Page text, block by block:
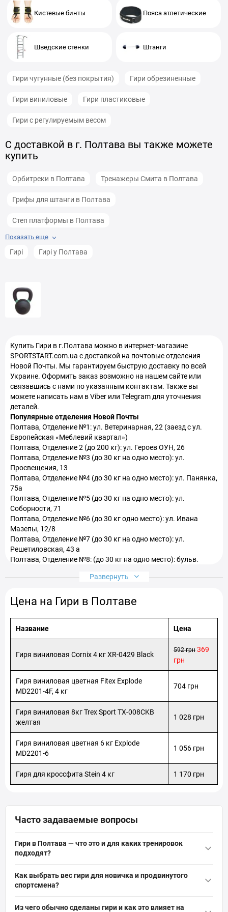
Кистевые бинты Пояса атлетические
Шведские стенки Штанги
Гири чугунные (без покрытия) Гири обрезиненные
Гири виниловые Гири пластиковые
Гири с регулируемым весом
С доставкой в г. Полтава вы также можете
купить
Орбитреки в Полтава Тренажеры Смита в Полтава
Грифы для штанги в Полтава
Степ платформы в Полтава
Мешки для кроссфита в Полтава
Баланс борды в Полтава
Гимнастические кольца в Полтава
Утяжелители для ног и рук в Полтава
Коврики для йоги в Полтава
Показать еще
Гирі Гирі у Полтава
Купить Гири в г.Полтава можно в интернет-магазине
SPORTSTART.com.ua с доставкой на почтовые отделения
Новой Почты. Мы гарантируем быструю доставку по всей
Украине. Оформить заказ возможно на нашем сайте или
связавшись с нами по указанным контактам. Также вы
можете написать нам в Viber или Telegram для уточнения
деталей.
Популярные отделения Новой Почты
Полтава, Отделение №1: ул. Ветеринарная, 22 (заезд с ул.
Европейская «Меблевий квартал»)
Полтава, Отделение 2 (до 200 кг): ул. Героев ОУН, 26
Полтава, Отделение №3 (до 30 кг на одно место): ул.
Просвещения, 13
Полтава, Отделение №4 (до 30 кг на одно место): ул. Панянка,
75а
Полтава, Отделение №5 (до 30 кг на одно место): ул.
Соборности, 71
Полтава, Отделение №6 (до 30 кг одно место): ул. Ивана
Мазепы, 12/8
Полтава, Отделение №7 (до 30 кг на одно место): ул.
Решетиловская, 43 а
Полтава, Отделение №8: (до 30 кг на одно место): бульв.
Полтава, Отделение №9 (до 30 кг): ул. Гоголя, 20
Европейская, 63
Полтава, Отделение №11 (до 30 кг на одно место): ул. Героев
АТО, 79
Полтава, Отделение №12 (до 30 кг на одне место): ул. Сенная,
2/49
Полтава, Отделение №13 (до 30 кг на одно место): ул.
Великотырновская, 35/2
Полтава, Отделение №14 (до 30 кг на одно место): ул. Симона
Петлюры, 45
Полтава, Отделение №15 (до 30 кг на одно место): ул.
Европейская, 94
Развернуть
Цена на Гири в Полтаве
Название Цена
Гиря виниловая Cornix 4 кг XR-0429 Black
592 грн 369
грн
Гиря виниловая цветная Fitex Explode
MD2201-4F, 4 кг
704 грн
Гиря виниловая 8кг Trex Sport TX-008CKB
желтая
1 028 грн
Гиря виниловая цветная 6 кг Explode
MD2201-6
1 056 грн
Гиря для кроссфита Stein 4 кг 1 170 грн
Часто задаваемые вопросы
Гири в Полтава — что это и для каких тренировок
подходят?
функциональных и кардио-тренировок, рассчитанный на
упражнения: махи, приседания, рывки и пресс. Подходят для
домашних и зальных занятий, развивают силу, выносливость
Как выбрать вес гири для новичка и продвинутого
спортсмена?
Из чего обычно сделаны гири и как это влияет на